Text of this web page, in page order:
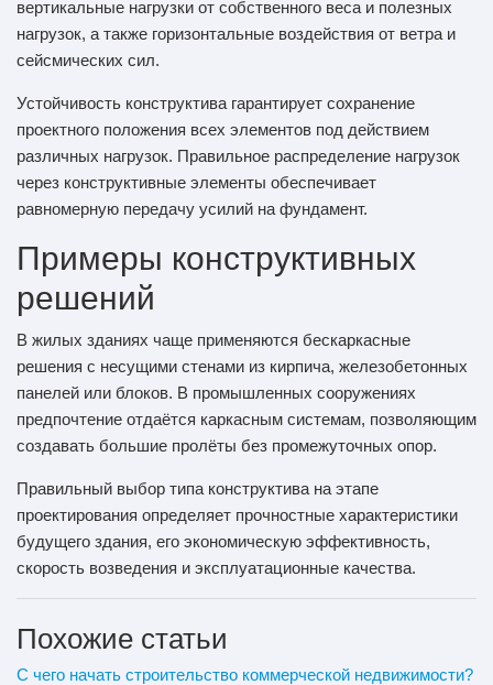
вертикальные нагрузки от собственного веса и полезных
нагрузок, а также горизонтальные воздействия от ветра и
сейсмических сил.
Устойчивость конструктива гарантирует сохранение
проектного положения всех элементов под действием
различных нагрузок. Правильное распределение нагрузок
через конструктивные элементы обеспечивает
равномерную передачу усилий на фундамент.
Примеры конструктивных
решений
В жилых зданиях чаще применяются бескаркасные
решения с несущими стенами из кирпича, железобетонных
панелей или блоков. В промышленных сооружениях
предпочтение отдаётся каркасным системам, позволяющим
создавать большие пролёты без промежуточных опор.
Правильный выбор типа конструктива на этапе
проектирования определяет прочностные характеристики
будущего здания, его экономическую эффективность,
скорость возведения и эксплуатационные качества.
Похожие статьи
С чего начать строительство коммерческой недвижимости?